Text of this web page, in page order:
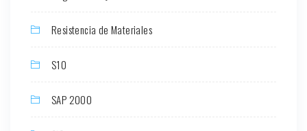
Resistencia de Materiales
S10
SAP 2000